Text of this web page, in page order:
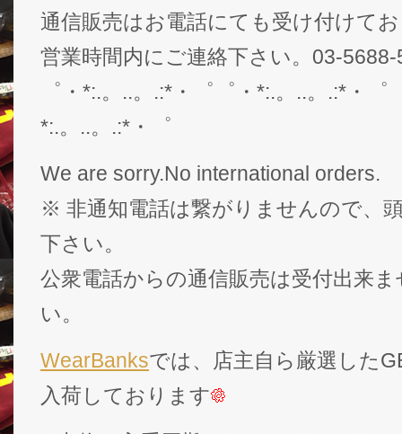
通信販売はお電話にても受け付けて
営業時間内にご連絡下さい。03-5688-
゜・*:.。..。.:*・゜゜・*:.。..。.:*・
*:.。..。.:*・゜
We are sorry.No international orders.
※ 非通知電話は繋がりませんので、
下さい。
公衆電話からの通信販売は受付出来
い。
WearBanksでは、店主自ら厳選した
入荷しております